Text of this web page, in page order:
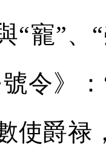
“寵”、
令》
使爵禄